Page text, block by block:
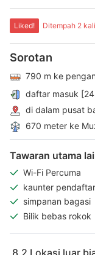
Liked! Ditempah 2
Sorotan
790 m ke
daftar masuk
di dalam pusat
670 meter ke
Tawaran utama
Wi-Fi Percuma
kaunter
jam]
simpanan bagasi
Bilik bebas rokok
8.2 Lokasi luar